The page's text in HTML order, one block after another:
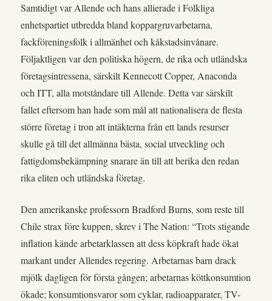
Samtidigt var Allende och hans allierade i Folkliga
enhetspartiet utbredda bland koppargruvarbetarna,
fackföreningsfolk i allmänhet och kåkstadsinvånare.
Följaktligen var den politiska högern, de rika och utländska
företagsintressena, särskilt Kennecott Copper, Anaconda
och ITT, alla motståndare till Allende. Detta var särskilt
fallet eftersom han hade som mål att nationalisera de flesta
större företag i tron att intäkterna från ett lands resurser
skulle gå till det allmänna bästa, social utveckling och
fattigdomsbekämpning snarare än till att berika den redan
rika eliten och utländska företag.
Den amerikanske professorn Bradford Burns, som reste till
Chile strax före kuppen, skrev i The Nation: “Trots stigande
inflation kände arbetarklassen att dess köpkraft hade ökat
markant under Allendes regering. Arbetarnas barn drack
mjölk dagligen för första gången; arbetarnas köttkonsumtion
ökade; konsumtionsvaror som cyklar, radioapparater, TV-